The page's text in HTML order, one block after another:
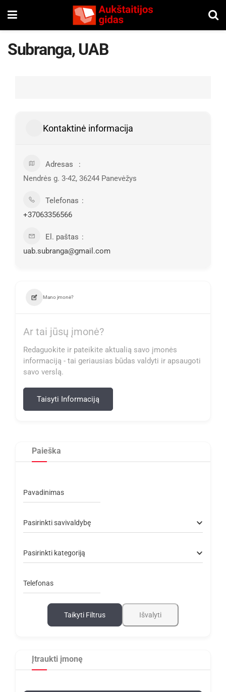
Subranga, UAB
Kontaktinė informacija
Adresas
Nendrės g. 3-42, 36244 Panevėžys
Telefonas
+37063356566
El. paštas
uab.subranga@gmail.com
Mano įmonė?
Ar tai jūsų įmonė?
Redaguokite ir pateikite aktualią savo įmonės
informaciją - tai geriausias būdas valdyti ir apsaugoti
savo verslą.
Taisyti Informaciją
Paieška
Pavadinimas
Pasirinkti savivaldybę
Pasirinkti kategoriją
Telefonas
Taikyti Filtrus Išvalyti
Įtraukti įmonę